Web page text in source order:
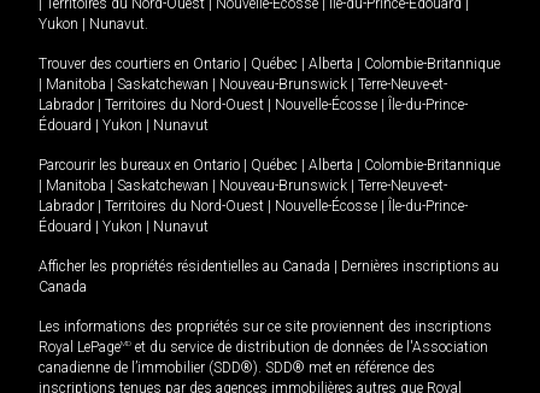
Territoires du Nord-Ouest Nouvelle-Écosse Île-du-Prince-Édouard
Yukon
Nunavut.
Trouver des courtiers en Ontario Québec Alberta
Colombie-Britannique
Manitoba Saskatchewan Nouveau-Brunswick
Terre-Neuve-et-
Labrador
Territoires du Nord-Ouest Nouvelle-Écosse
Île-du-Prince-
Édouard
Yukon Nunavut
Parcourir les bureaux en Ontario Québec Alberta
Colombie-Britannique
Manitoba Saskatchewan Nouveau-Brunswick
Terre-Neuve-et-
Labrador
Territoires du Nord-Ouest Nouvelle-Écosse
Île-du-Prince-
Édouard
Yukon Nunavut
Afficher les propriétés résidentielles au Canada
Dernières inscriptions au
Canada
Les informations des propriétés sur ce site proviennent des inscriptions
Royal LePageMD et du service de distribution de données de l'Association
canadienne de l’immobilier (SDD®). SDD® met en référence des
inscriptions tenues par des agences immobilières autres que Royal